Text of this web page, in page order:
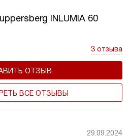
на вашей кухне. Это
который способствует
в комнате,
а также не дает
воздуху.
INLUMIA 60
3 отзыва
ОТЗЫВ
ВСЕ ОТЗЫВЫ
29.09.2024